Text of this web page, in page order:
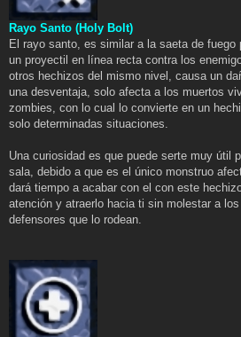
Rayo Santo (Holy Bolt)
El rayo santo, es similar a la saeta de fuego
un proyectil en línea recta contra los
otros hechizos del mismo nivel, causa un
una desventaja, solo afecta a los muertos
zombies, con lo cual lo convierte en un
solo determinadas situaciones.
Una curiosidad es que puede serte muy útil
sala, debido a que es el único monstruo
dará tiempo a acabar con el con este
atención y atraerlo hacia ti sin molestar a
defensores que lo rodean.